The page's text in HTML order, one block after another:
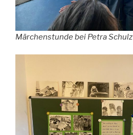
Märchenstunde bei Petra Schulz